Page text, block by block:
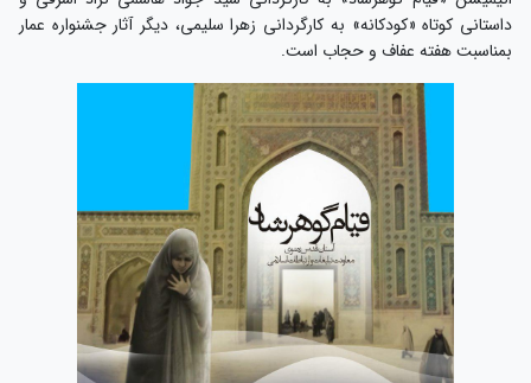
داستانی کوتاه «کودکانه» به کارگردانی زهرا سلیمی، دیگر آثار جشنواره عمار
بمناسبت هفته عفاف و حجاب است.